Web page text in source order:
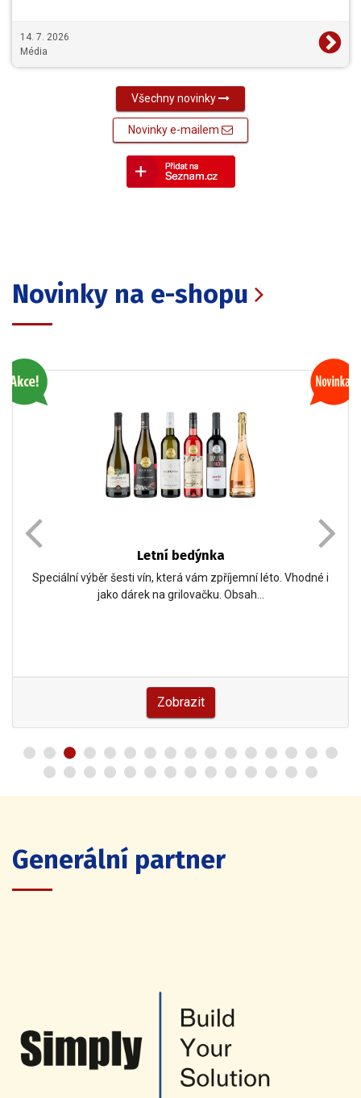
14. 7. 2026
Média
Všechny novinky
Novinky e-mailem
Novinky na e-shopu
Letní bedýnka
Speciální výběr šesti vín, která vám zpříjemní léto. Vhodné i
jako dárek na grilovačku. Obsah…
Zobrazit
Generální partner